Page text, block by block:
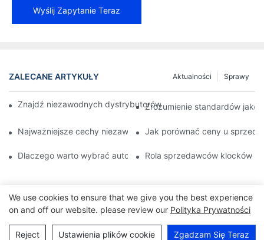
Wyślij Zapytanie Teraz
ZALECANE ARTYKUŁY Sprawy
Aktualności
Znajdź niezawodnych dystrybutorów klocków hamulcowych
Zrozumienie standardów
Najważniejsze cechy niezawodnego sprzedawcy klocków
Jak porównać ceny u
Dlaczego warto wybrać autoryzowanego sprzedawcę klocków
Rola sprzedawców klocków
We use cookies to ensure that we give you the best experience
on and off our website. please review our Polityka Prywatności
Reject Ustawienia plików cookie Zgadzam Się Teraz